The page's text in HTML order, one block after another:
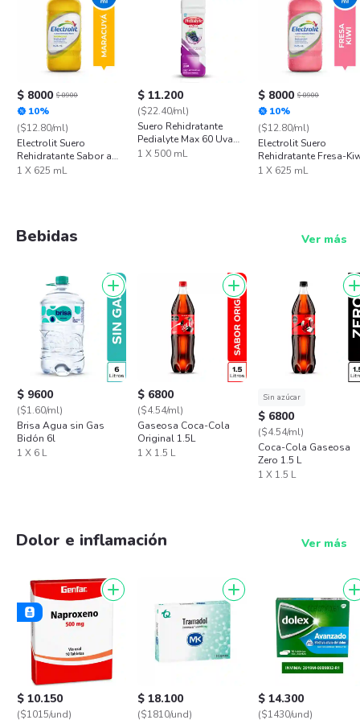
$ 8000 $ 8900
10%
($12.80/ml)
Electrolit Suero
Rehidratante Sabor a
Maracuyá
1 X 625 mL
$ 11.200
($22.40/ml)
Suero Rehidratante
Pedialyte Max 60 Uva
Frasco 500 mL
1 X 500 mL
$ 8000 $ 8900
10%
($12.80/ml)
Electrolit Suero
Rehidratante Fresa-
1 X 625 mL
Bebidas Ver más
$ 9600
($1.60/ml)
Brisa Agua sin Gas
Bidón 6l
1 X 6 L
$ 6800
($4.54/ml)
Gaseosa Coca-Cola
Original 1.5L
1 X 1.5 L
Sin azúcar
$ 6800
($4.54/ml)
Coca-Cola Gaseosa
Zero 1.5 L
1 X 1.5 L
Dolor e inflamación Ver más
$ 10.150
($1015/und)
$ 18.100
($1810/und)
$ 14.300
($1430/und)